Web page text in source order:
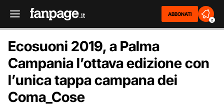
ABBONATI
2
Ecosuoni 2019, a Palma
Campania l’ottava edizione con
l’unica tappa campana dei
Coma_Cose